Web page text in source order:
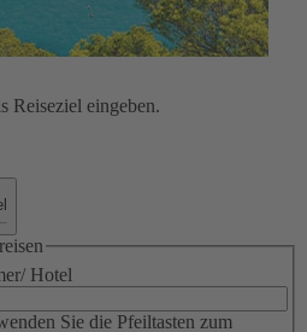
Reiseziel eingeben.
Hotel
Sie die Pfeiltasten zum